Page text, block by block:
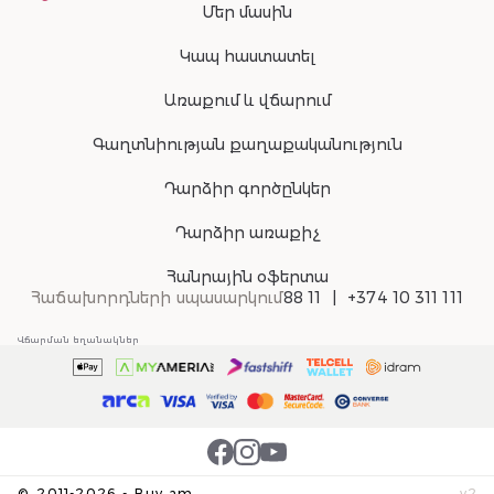
Մեր մասին
Կապ հաստատել
Առաքում և վճարում
Գաղտնիության քաղաքականություն
Դարձիր գործընկեր
Դարձիր առաքիչ
Հանրային օֆերտա
Հաճախորդների սպասարկում88 11 +374 10 311 111
Վճարման եղանակներ